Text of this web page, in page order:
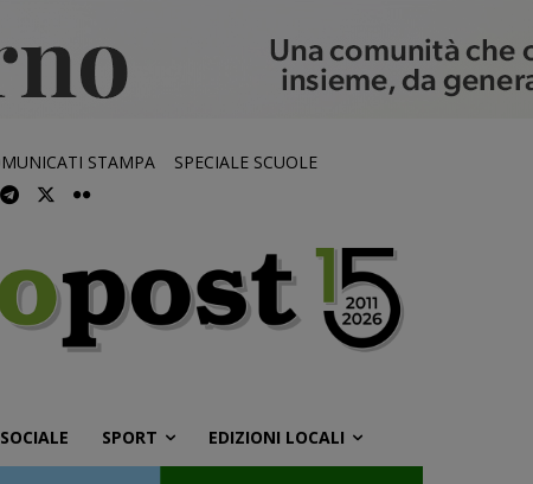
STAMPA SPECIALE SCUOLE
SOCIALE SPORT EDIZIONI LOCALI